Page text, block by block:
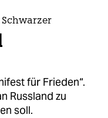
für Frieden“.
Russland zu
soll.